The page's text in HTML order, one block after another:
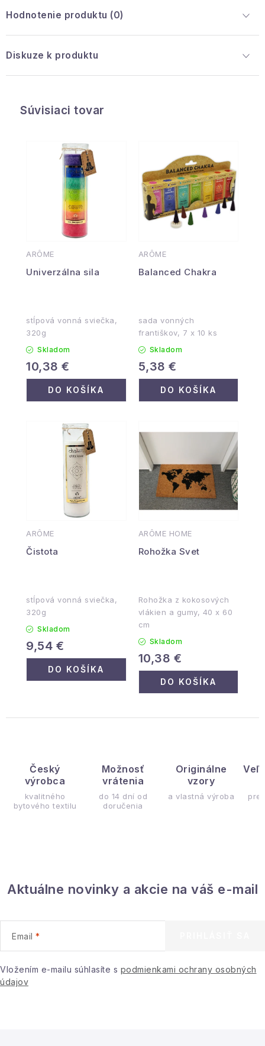
Český
výrobca
kvalitného
bytového textilu
Možnosť
vrátenia
do 14 dní od
doručenia
Originálne
vzory
a vlastná výroba pre
Hodnotenie produktu (0)
Diskuze k produktu
Súvisiaci tovar
ARÔME
Univerzálna sila
stĺpová vonná sviečka,
320g
Skladom
10,38 €
DO KOŠÍKA
ARÔME
Balanced Chakra
sada vonných
františkov, 7 x 10 ks
Skladom
5,38 €
DO KOŠÍKA
ARÔME
Čistota
stĺpová vonná sviečka,
320g
Skladom
9,54 €
DO KOŠÍKA
ARÔME HOME
Rohožka Svet
Rohožka z kokosových
vlákien a gumy, 40 x 60
cm
Skladom
10,38 €
DO KOŠÍKA
Aktuálne novinky a akcie na váš e-mail
Email
Vložením e-mailu súhlasíte s podmienkami ochrany osobných
údajov